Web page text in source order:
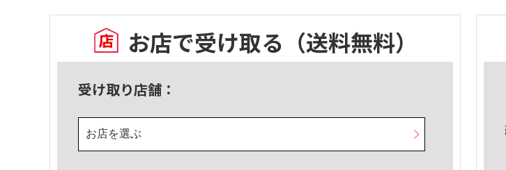
お店で受け取る （送料無料）
受け取り店舗：
お店を選ぶ